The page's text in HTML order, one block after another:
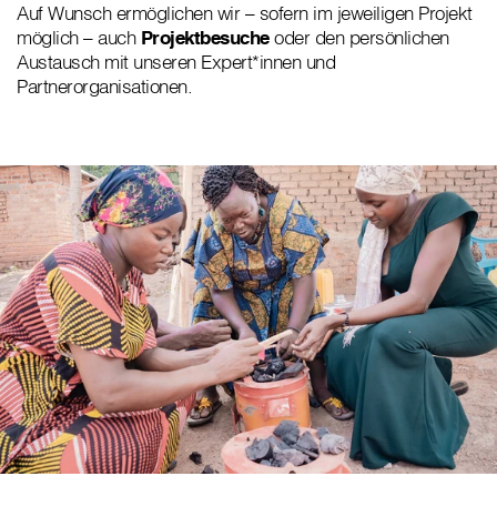
Auf Wunsch ermöglichen wir – sofern im jeweiligen Projekt
möglich – auch Projektbesucheoder den persönlichen
Austausch mit unseren Expert*innen und
Partnerorganisationen.